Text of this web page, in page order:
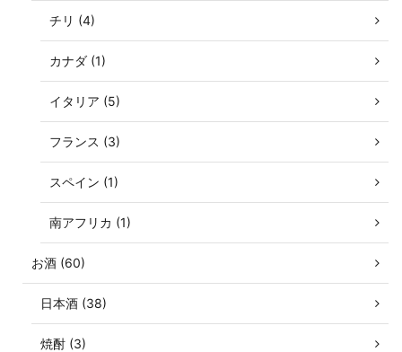
チリ (4)
カナダ (1)
イタリア (5)
フランス (3)
スペイン (1)
南アフリカ (1)
お酒 (60)
日本酒 (38)
焼酎 (3)